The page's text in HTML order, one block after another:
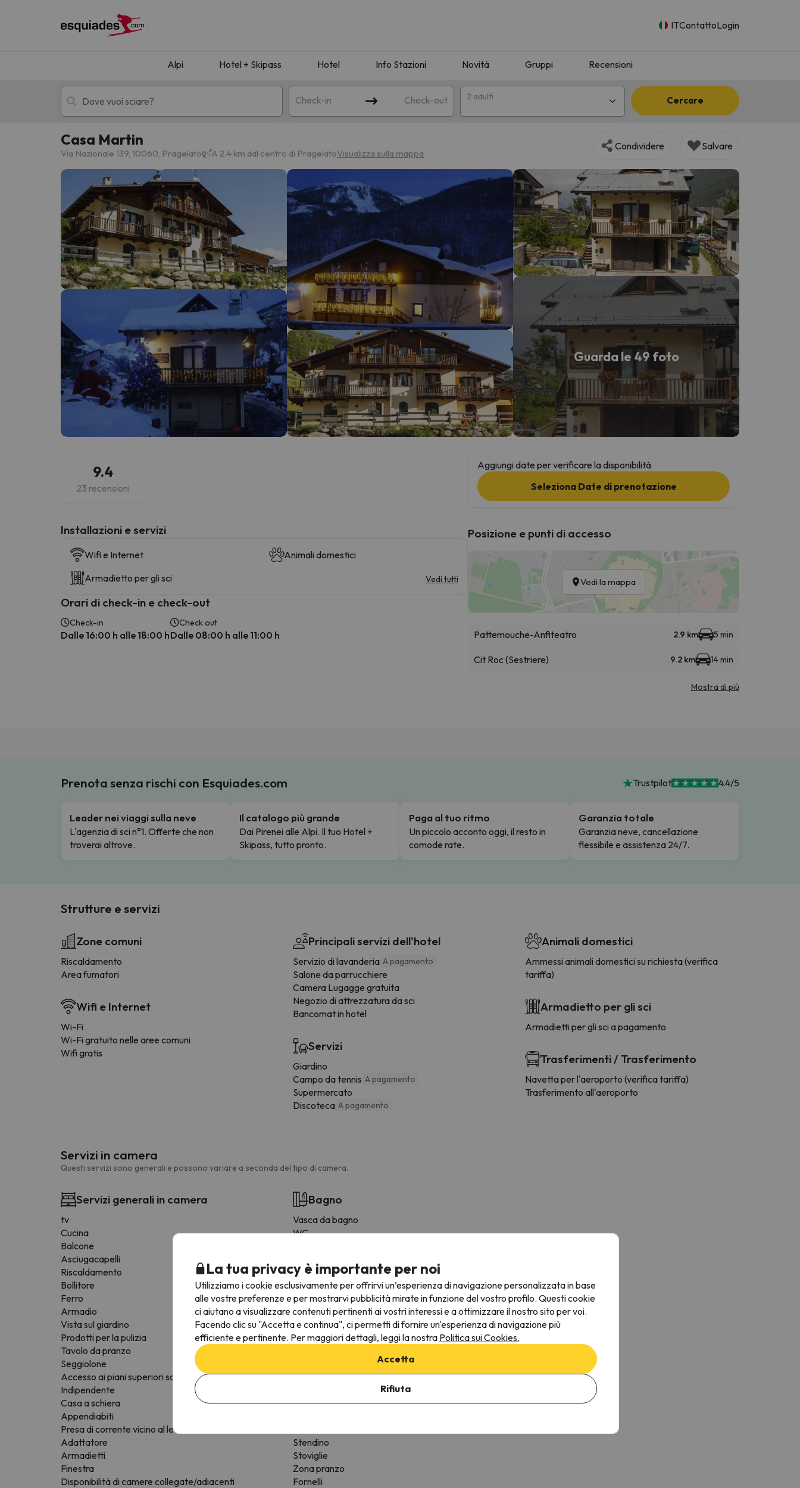
ITContattoLogin
Alpi Hotel + Skipass Hotel Info Stazioni Novità Gruppi Recensioni
Check-in Check-out 2 adulti Cercare
Hotel + skipass Hotel di montagna
Ops, non abbiamo trovato alcun risultato corrispondente alla sua ricerca. Provare a modificare la destinazione.
Sembra che il nostro ricercatore abbia perso la strada. Non appena troverà la bussola, tornerà.
Casa Martin
Via Nazionale 139, 10060, Pragelato A 2.4 km dal centro di PragelatoVisualizza sulla mappa
Condividere Salvare
Guarda le 49 foto
9.4
23 recensioni
Installazioni e servizi
Wifi e Internet
Animali domestici
Armadietto per gli sci
Vedi tutti
Orari di check-in e check-out
Check-in
Dalle 16:00 h alle 18:00 h
Check out
Dalle 08:00 h alle 11:00 h
Aggiungi date per verificare la disponibilità
Seleziona Date di prenotazione
Posizione e punti di accesso
Vedi la mappa
Pattemouche-Anfiteatro 2.9 km 5 min
Cit Roc (Sestriere) 9.2 km 14 min
Mostra di più
Prenota senza rischi con Esquiades.com Trustpilot 4.4/5
Leader nei viaggi sulla neve
L'agenzia di sci n°1. Offerte che non
troverai altrove.
Il catalogo più grande
Dai Pirenei alle Alpi. Il tuo Hotel +
Skipass, tutto pronto.
Paga al tuo ritmo
Un piccolo acconto oggi, il resto in
comode rate.
Garanzia totale
Garanzia neve, cancellazione
flessibile e assistenza 24/7.
Strutture e servizi
Zone comuni
Riscaldamento
Area fumatori
Wifi e Internet
Wi-Fi
Wi-Fi gratuito nelle aree comuni
Wifi gratis
Principali servizi dell'hotel
Servizio di lavanderia A pagamento
Salone da parrucchiere
Camera Lugagge gratuita
Negozio di attrezzatura da sci
Bancomat in hotel
Servizi
Giardino
Campo da tennis A pagamento
Supermercato
Discoteca A pagamento
Animali domestici
Ammessi animali domestici su richiesta (verifica
tariffa)
Armadietto per gli sci
Armadietti per gli sci a pagamento
Trasferimenti / Trasferimento
Navetta per l'aeroporto (verifica tariffa)
Trasferimento all'aeroporto
Servizi in camera
Questi servizi sono generali e possono variare a seconda del tipo di camera.
Servizi generali in camera
tv
Cucina
Balcone
Asciugacapelli
Riscaldamento
Bollitore
Ferro
Armadio
Vista sul giardino
Prodotti per la pulizia
Tavolo da pranzo
Seggiolone
Accesso ai piani superiori solo tramite scale
Indipendente
Casa a schiera
Appendiabiti
Presa di corrente vicino al letto
Adattatore
Armadietti
Finestra
Disponibilità di camere collegate/adiacenti
Bagno
Vasca da bagno
WC
Douche ou baignoire
Bagno privato
Bidet
Carta igienica
Altri servizi
Gli asciugamani sono disponibili
Lavatrice
Frigo
Stendino
Stoviglie
Zona pranzo
Fornelli
La tua privacy è importante per noi
Utilizziamo i cookie esclusivamente per offrirvi un’esperienza di navigazione personalizzata in base
alle vostre preferenze e per mostrarvi pubblicità mirate in funzione del vostro profilo. Questi cookie
ci aiutano a visualizzare contenuti pertinenti ai vostri interessi e a ottimizzare il nostro sito per voi.
Facendo clic su "Accetta e continua", ci permetti di fornire un'esperienza di navigazione più
efficiente e pertinente. Per maggiori dettagli, leggi la nostra Politica sui Cookies.
Accetta
Rifiuta